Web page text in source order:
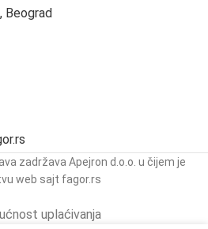
Beograd
zadržava Apejron d.o.o. u čijem je
web sajt fagor.rs